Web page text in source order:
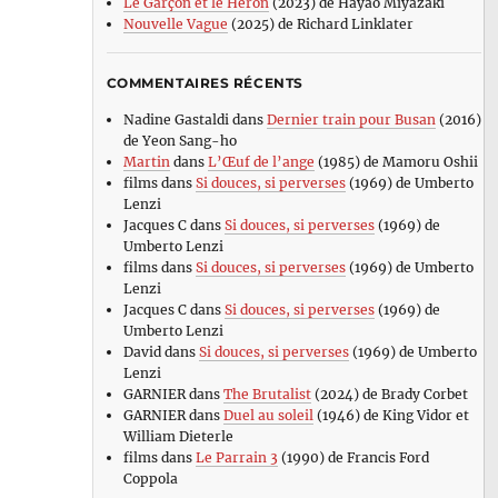
Nouvelle Vague (2025) de Richard Linklater
COMMENTAIRES RÉCENTS
Nadine Gastaldi dans Dernier train pour Busan (2016)
de Yeon Sang-ho
Martin dans L’Œuf de l’ange (1985) de Mamoru Oshii
filmsdans Si douces, si perverses(1969) de Umberto
Lenzi
Jacques Cdans Si douces, si perverses(1969) de
Umberto Lenzi
filmsdans Si douces, si perverses(1969) de Umberto
Lenzi
Jacques Cdans Si douces, si perverses(1969) de
Umberto Lenzi
David dans Si douces, si perverses(1969) de Umberto
Lenzi
GARNIERdans The Brutalist(2024) de Brady Corbet
GARNIERdans Duel au soleil (1946) de King Vidor et
William Dieterle
filmsdans Le Parrain 3 (1990) de Francis Ford
Coppola